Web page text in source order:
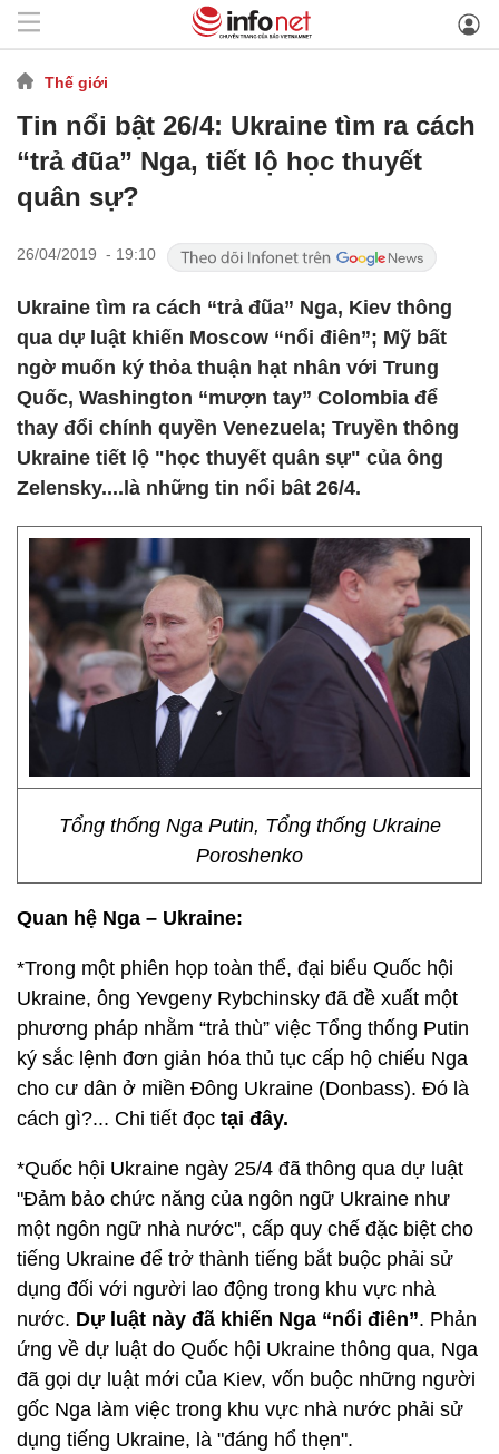
Thế giới
Tin nổi bật 26/4: Ukraine tìm ra cách
“trả đũa” Nga, tiết lộ học thuyết
quân sự?
26/04/2019 - 19:10
Ukraine tìm ra cách “trả đũa” Nga, Kiev thông
qua dự luật khiến Moscow “nổi điên”; Mỹ bất
ngờ muốn ký thỏa thuận hạt nhân với Trung
Quốc, Washington “mượn tay” Colombia để
thay đổi chính quyền Venezuela; Truyền thông
Ukraine tiết lộ "học thuyết quân sự" của ông
Zelensky....là những tin nổi bât 26/4.
Tổng thống Nga Putin, Tổng thống Ukraine
Poroshenko
Quan hệ Nga – Ukraine:
*Trong một phiên họp toàn thể, đại biểu Quốc hội
Ukraine, ông Yevgeny Rybchinsky đã đề xuất một
phương pháp nhằm “trả thù” việc Tổng thống Putin
ký sắc lệnh đơn giản hóa thủ tục cấp hộ chiếu Nga
cho cư dân ở miền Đông Ukraine (Donbass). Đó là
cách gì?... Chi tiết đọc tại đây.
*Quốc hội Ukraine ngày 25/4 đã thông qua dự luật
"Đảm bảo chức năng của ngôn ngữ Ukraine như
một ngôn ngữ nhà nước", cấp quy chế đặc biệt cho
tiếng Ukraine để trở thành tiếng bắt buộc phải sử
dụng đối với người lao động trong khu vực nhà
nước. Dự luật này đã khiến Nga “nổi điên”. Phản
ứng về dự luật do Quốc hội Ukraine thông qua, Nga
đã gọi dự luật mới của Kiev, vốn buộc những người
gốc Nga làm việc trong khu vực nhà nước phải sử
dụng tiếng Ukraine, là "đáng hổ thẹn".